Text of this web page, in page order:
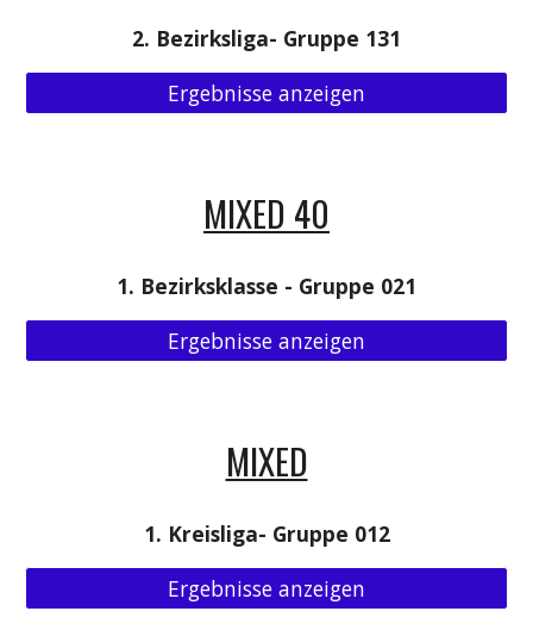
2. Bezirksliga- Gruppe 131
Ergebnisse anzeigen
MIXED 40
1. Bezirksklasse - Gruppe 021
Ergebnisse anzeigen
MIXED
1. Kreisliga- Gruppe 012
Ergebnisse anzeigen